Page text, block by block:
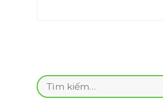
Tìm
kiếm: